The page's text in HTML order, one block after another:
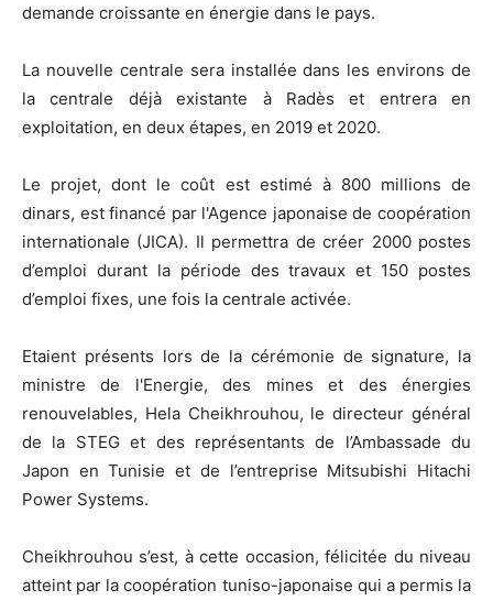
demande croissante en énergie dans le pays.
La nouvelle centrale sera installée dans les environs de
la centrale déjà existante à Radès et entrera en
exploitation, en deux étapes, en 2019 et 2020.
Le projet, dont le coût est estimé à 800 millions de
dinars, est financé par l'Agence japonaise de coopération
internationale (JICA). Il permettra de créer 2000 postes
d’emploi durant la période des travaux et 150 postes
d’emploi fixes, une fois la centrale activée.
Etaient présents lors de la cérémonie de signature, la
ministre de l'Energie, des mines et des énergies
renouvelables, Hela Cheikhrouhou, le directeur général
de la STEG et des représentants de l’Ambassade du
Japon en Tunisie et de l’entreprise Mitsubishi Hitachi
Power Systems.
Cheikhrouhou s’est, à cette occasion, félicitée du niveau
atteint par la coopération tuniso-japonaise qui a permis la